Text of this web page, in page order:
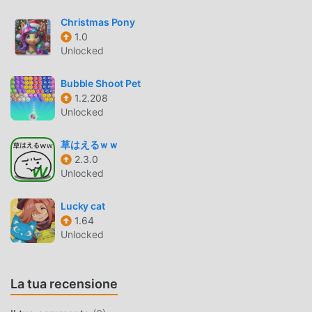
recente, ha guadagnato molti fan in tutto il mondo che
amano i giochi casual. Se vuoi scaricare questo gioco,
come il più grande sito di download di giochi gratuiti per
moddroid non solo ti fornisce l'ultima versione di The
Dicecup 3.0.5gratuitamente, ma fornisce anche Freemod
gratuitamente, aiutandoti a salvare l'attività meccanica
ripetitiva nel gioco, così puoi concentrarti sul godere della
gioia portata dal gioco stesso. moddroid promette che
qualsiasi mod di The Dicecup non addebiterà alcuna
commissione ai giocatori ed è sicura al 100%, disponibile e
gratuita da installare. Basta scaricare il client moddroid,
puoi scaricare e installare The Dicecup 3.0.5 con un clic.
Cosa aspetti, scarica moddroid e gioca!
The Dicecup Essendo un popolare gioco casual, il suo
Christmas Pony
1.0
Unlocked
Bubble Shoot Pet
1.2.208
Unlocked
草はえるｗｗ
2.3.0
Unlocked
Lucky cat
1.64
Unlocked
La tua recensione